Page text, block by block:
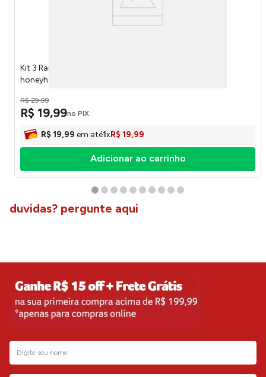
Kit 3 Ramekins Porcelana Borboleta 210ml Ref.LM4358
honeyhome
R$ 29,99
R$ 19,99no PIX
R$ 19,99 em até1xR$ 19,99
Adicionar ao carrinho
duvidas? pergunte aqui